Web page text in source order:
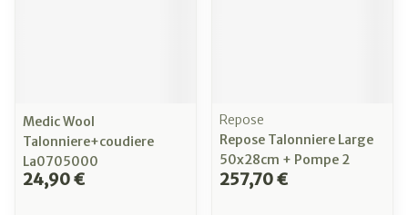
Medic Wool
Talonniere+coudiere
La0705000
24,90 €
Repose
Repose Talonniere Large
50x28cm + Pompe 2
257,70 €